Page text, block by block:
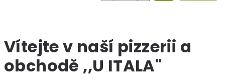
Vítejte v naší pizzerii a
obchodě ,,U ITALA"